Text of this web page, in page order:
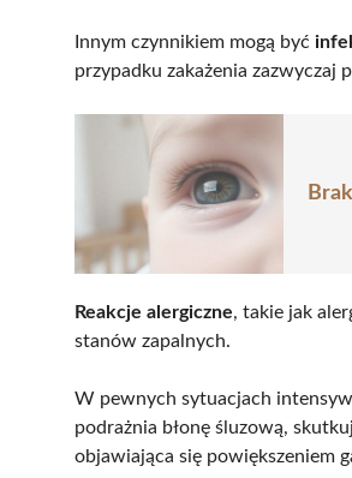
Innym czynnikiem mogą być
przypadku zakażenia zazwyczaj
Reakcje alergiczne, takie jak
stanów zapalnych.
W pewnych sytuacjach
podrażnia błonę śluzową,
objawiająca się powiększeniem